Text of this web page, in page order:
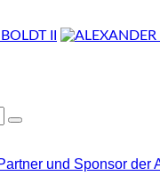
und Sponsor der